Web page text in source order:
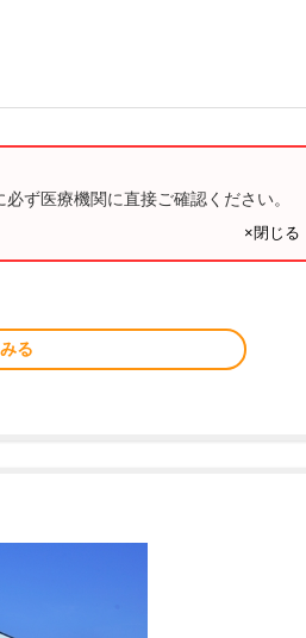
ず医療機関に直接ご確認ください。
×閉じる
る